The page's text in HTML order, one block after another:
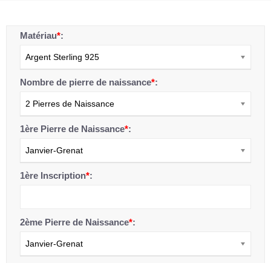
Matériau*:
Argent Sterling 925
Nombre de pierre de naissance*:
2 Pierres de Naissance
1ère Pierre de Naissance*:
Janvier-Grenat
1ère Inscription*:
2ème Pierre de Naissance*:
Janvier-Grenat